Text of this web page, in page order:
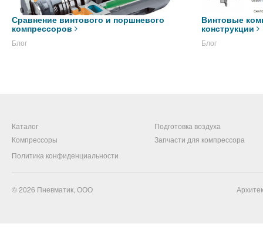
Сравнение винтового и поршневого
компрессоров
Блог
Винтовые
конструкции
Блог
Каталог
Компрессоры
Подготовка воздуха
Запчасти для компрессора
Политика конфиденциальности
© 2026 Пневматик, ООО